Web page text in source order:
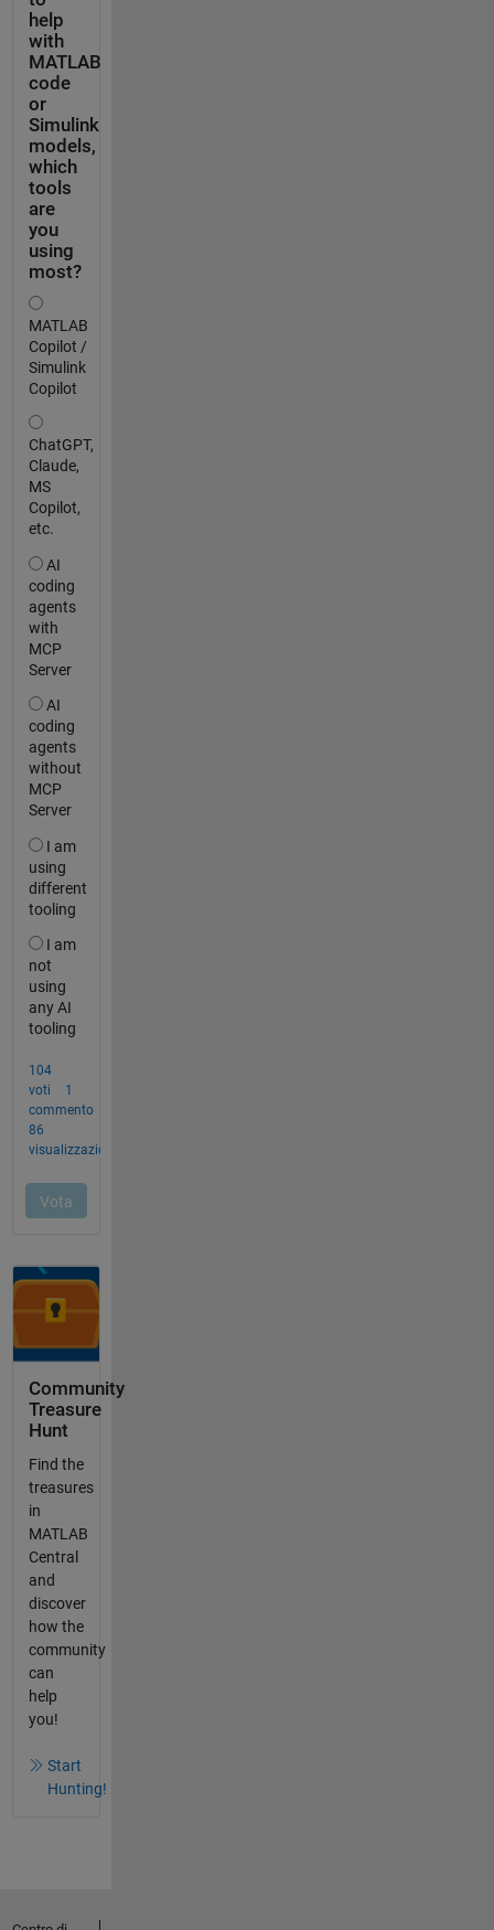
Community
Treasure
Hunt
Find the
treasures
in
MATLAB
Central
and
discover
how the
community
can
help
you!
Start
Hunting!